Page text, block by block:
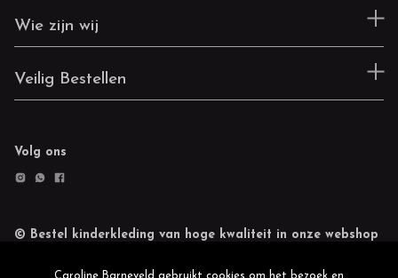
Wie zijn wij
Veilig Bestellen
Volg ons
© Bestel kinderkleding van hoge kwaliteit in onze webshop